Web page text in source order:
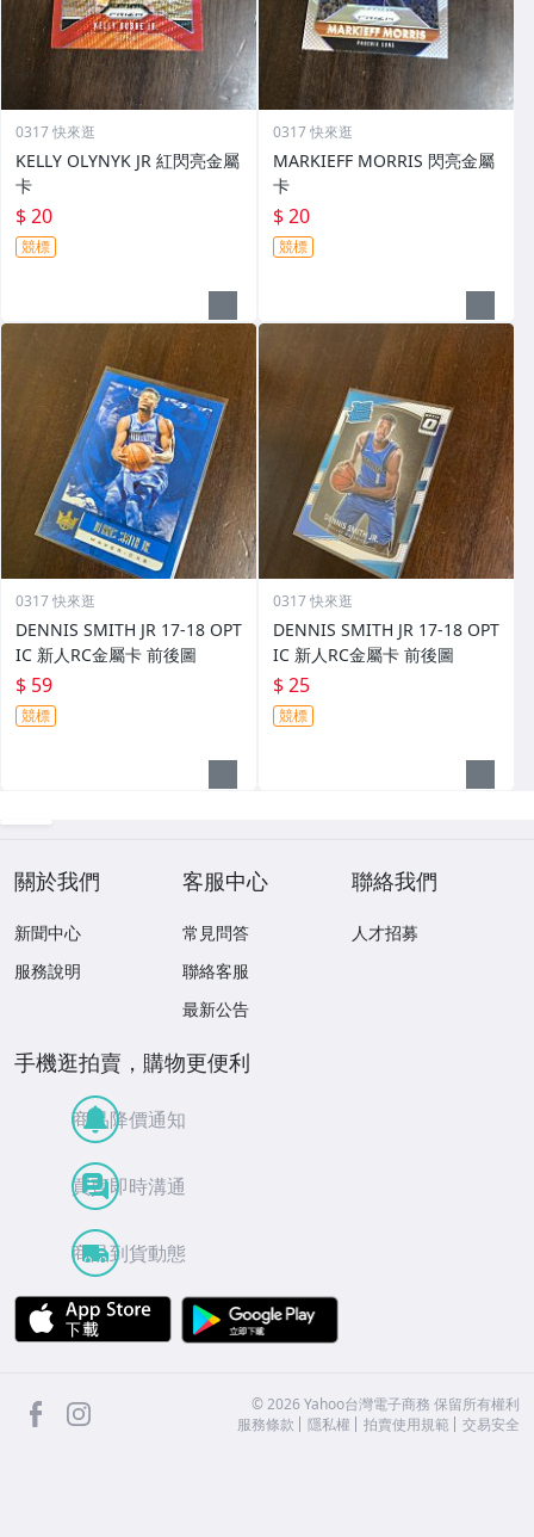
0317 快來逛
KELLY OLYNYK JR 紅閃亮金屬
卡
$ 20
競標
0317 快來逛
MARKIEFF MORRIS 閃亮金屬
卡
$ 20
競標
0317 快來逛
DENNIS SMITH JR 17-18 OPT
IC 新人RC金屬卡 前後圖
$ 59
競標
0317 快來逛
DENNIS SMITH JR 17-18 OPT
IC 新人RC金屬卡 前後圖
$ 25
競標
關於我們
新聞中心
服務說明
客服中心
常見問答
聯絡客服
最新公告
聯絡我們
人才招募
手機逛拍賣，購物更便利
商品降價通知
買賣即時溝通
商品到貨動態
APP Store
facebook ©2026 Yahoo台灣電子商務 保留所有權利
服務條款
隱私權 拍賣使用規範 交易安全